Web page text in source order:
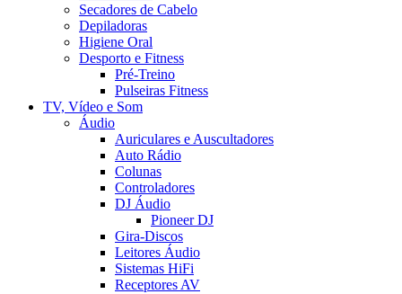
Secadores de Cabelo
Depiladoras
Higiene Oral
Desporto e Fitness
Pré-Treino
Pulseiras Fitness
TV, Vídeo e Som
Áudio
Auriculares e Auscultadores
Auto Rádio
Colunas
Controladores
DJ Áudio
Pioneer DJ
Gira-Discos
Leitores Áudio
Sistemas HiFi
Receptores AV